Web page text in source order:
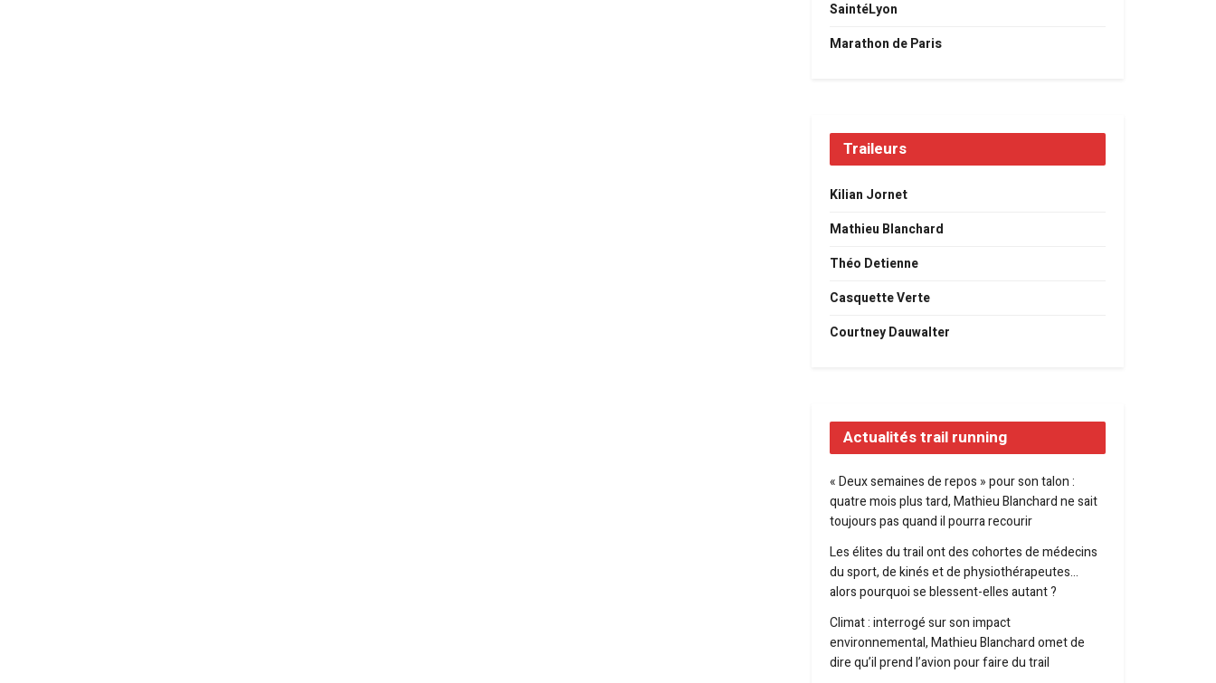
SaintéLyon
Marathon de Paris
Traileurs
Kilian Jornet
Mathieu Blanchard
Théo Detienne
Casquette Verte
Courtney Dauwalter
Actualités trail running
« Deux semaines de repos » pour son talon :
quatre mois plus tard, Mathieu Blanchard ne sait
toujours pas quand il pourra recourir
Les élites du trail ont des cohortes de médecins
du sport, de kinés et de physiothérapeutes…
alors pourquoi se blessent-elles autant ?
Climat : interrogé sur son impact
environnemental, Mathieu Blanchard omet de
dire qu’il prend l’avion pour faire du trail